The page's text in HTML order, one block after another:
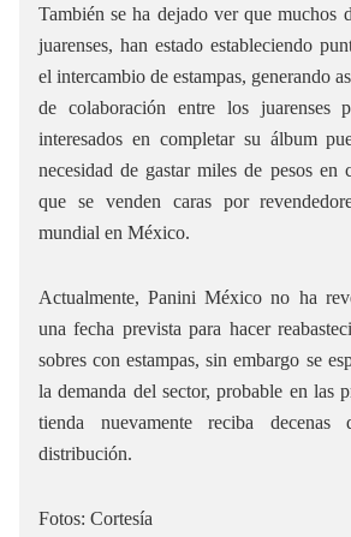
También se ha dejado ver que muchos
juarenses, han estado estableciendo
el intercambio de estampas, generando
de colaboración entre los juarenses
interesados en completar su álbum
necesidad de gastar miles de pesos en
que se venden caras por
mundial en México.
Actualmente, Panini México no ha
una fecha prevista para hacer
sobres con estampas, sin embargo se
la demanda del sector, probable en las
tienda nuevamente reciba
distribución.
Fotos: Cortesía